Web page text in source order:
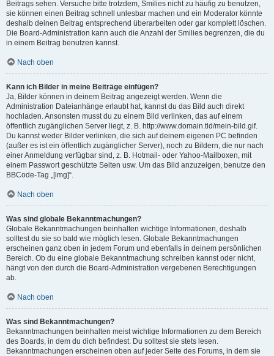
Beitrags sehen. Versuche bitte trotzdem, Smilies nicht zu häufig zu benutzen,
sie können einen Beitrag schnell unlesbar machen und ein Moderator könnte
deshalb deinen Beitrag entsprechend überarbeiten oder gar komplett löschen.
Die Board-Administration kann auch die Anzahl der Smilies begrenzen, die du
in einem Beitrag benutzen kannst.
Nach oben
Kann ich Bilder in meine Beiträge einfügen?
Ja, Bilder können in deinem Beitrag angezeigt werden. Wenn die
Administration Dateianhänge erlaubt hat, kannst du das Bild auch direkt
hochladen. Ansonsten musst du zu einem Bild verlinken, das auf einem
öffentlich zugänglichen Server liegt, z. B. http://www.domain.tld/mein-bild.gif.
Du kannst weder Bilder verlinken, die sich auf deinem eigenen PC befinden
(außer es ist ein öffentlich zugänglicher Server), noch zu Bildern, die nur nach
einer Anmeldung verfügbar sind, z. B. Hotmail- oder Yahoo-Mailboxen, mit
einem Passwort geschützte Seiten usw. Um das Bild anzuzeigen, benutze den
BBCode-Tag „[img]“.
Nach oben
Was sind globale Bekanntmachungen?
Globale Bekanntmachungen beinhalten wichtige Informationen, deshalb
solltest du sie so bald wie möglich lesen. Globale Bekanntmachungen
erscheinen ganz oben in jedem Forum und ebenfalls in deinem persönlichen
Bereich. Ob du eine globale Bekanntmachung schreiben kannst oder nicht,
hängt von den durch die Board-Administration vergebenen Berechtigungen
ab.
Nach oben
Was sind Bekanntmachungen?
Bekanntmachungen beinhalten meist wichtige Informationen zu dem Bereich
des Boards, in dem du dich befindest. Du solltest sie stets lesen.
Bekanntmachungen erscheinen oben auf jeder Seite des Forums, in dem sie